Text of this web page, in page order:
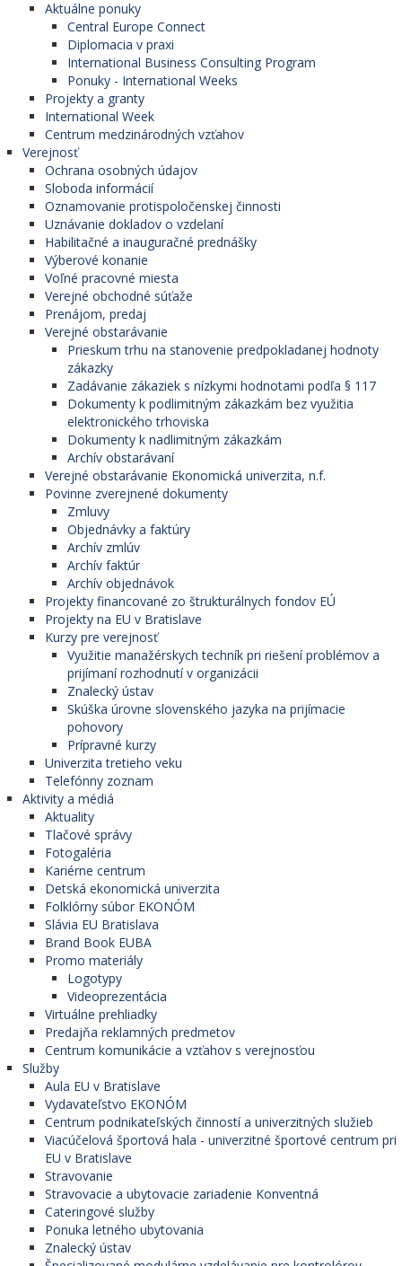
Aktuálne ponuky
Central Europe Connect
Diplomacia v praxi
International Business Consulting Program
Ponuky - International Weeks
Projekty a granty
International Week
Centrum medzinárodných vzťahov
Verejnosť
Ochrana osobných údajov
Sloboda informácií
Oznamovanie protispoločenskej činnosti
Uznávanie dokladov o vzdelaní
Habilitačné a inauguračné prednášky
Výberové konanie
Voľné pracovné miesta
Verejné obchodné súťaže
Prenájom, predaj
Verejné obstarávanie
Prieskum trhu na stanovenie predpokladanej hodnoty
zákazky
Zadávanie zákaziek s nízkymi hodnotami podľa § 117
Dokumenty k podlimitným zákazkám bez využitia
elektronického trhoviska
Dokumenty k nadlimitným zákazkám
Archív obstarávaní
Verejné obstarávanie Ekonomická univerzita, n.f.
Povinne zverejnené dokumenty
Zmluvy
Objednávky a faktúry
Archív zmlúv
Archív faktúr
Archív objednávok
Projekty financované zo štrukturálnych fondov EÚ
Projekty na EU v Bratislave
Kurzy pre verejnosť
Využitie manažérskych techník pri riešení problémov a
prijímaní rozhodnutí v organizácii
Znalecký ústav
Skúška úrovne slovenského jazyka na prijímacie
pohovory
Prípravné kurzy
Univerzita tretieho veku
Telefónny zoznam
Aktivity a médiá
Aktuality
Tlačové správy
Fotogaléria
Kariérne centrum
Detská ekonomická univerzita
Folklórny súbor EKONÓM
Slávia EU Bratislava
Brand Book EUBA
Promo materiály
Logotypy
Videoprezentácia
Virtuálne prehliadky
Predajňa reklamných predmetov
Centrum komunikácie a vzťahov s verejnosťou
Služby
Aula EU v Bratislave
Vydavateľstvo EKONÓM
Centrum podnikateľských činností a univerzitných služieb
Viacúčelová športová hala - univerzitné športové centrum pri
EU v Bratislave
Stravovanie
Stravovacie a ubytovacie zariadenie Konventná
Cateringové služby
Ponuka letného ubytovania
Znalecký ústav